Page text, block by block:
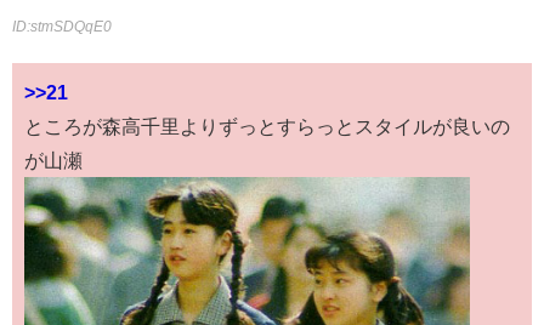
ID:stmSDQqE0
>>21
ところが森高千里よりずっとすらっとスタイルが良いの
が山瀬